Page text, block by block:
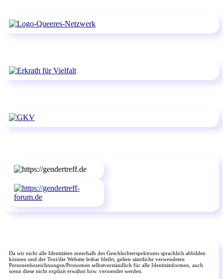
Da wir nicht alle Identitäten innerhalb des Geschlechterspektrums sprachlich abbilden
können und der Text/die Website lesbar bleibt, gelten sämtliche verwendeten
Personenbezeichnungen/Pronomen selbstverständlich für alle Identitätsformen, auch
wenn diese nicht explizit erwähnt bzw. verwendet werden.